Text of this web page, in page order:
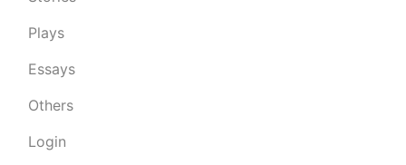
Plays
Essays
Others
Login